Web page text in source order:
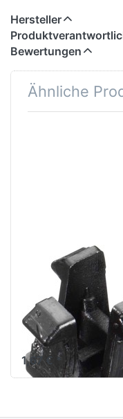
Hersteller
Bewertungen
Ähnliche
Zu
TRENDY SPORT
Trendy Etapa
Clips
Ersatzteil für den
Etapa
1,67 € *